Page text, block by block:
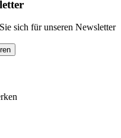
sich für unseren Newsletter